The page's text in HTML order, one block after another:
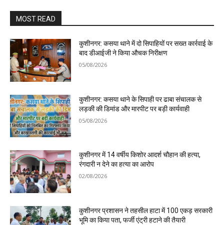
MOST READ
कुशीनगर: कसया थाने में दो सिपाहियों पर सख्त कार्रवाई के
बाद डीआईजी ने किया औचक निरीक्षण
05/08/2026
कुशीनगर: कसया थाने के सिपाही पर ढाबा संचालक से
लड़की की डिमांड और मारपीट पर बड़ी कार्यवाही
05/08/2026
कुशीनगर में 14 वर्षीय किशोर आदर्श चौहान की हत्या,
रंगदारी न देने का हत्या का आरोप
02/08/2026
कुशीनगर प्रशासन ने तहसील हाटा में 100 एकड़ सरकारी
भूमि का किया पता, फर्जी एंट्री हटाने की तैयारी